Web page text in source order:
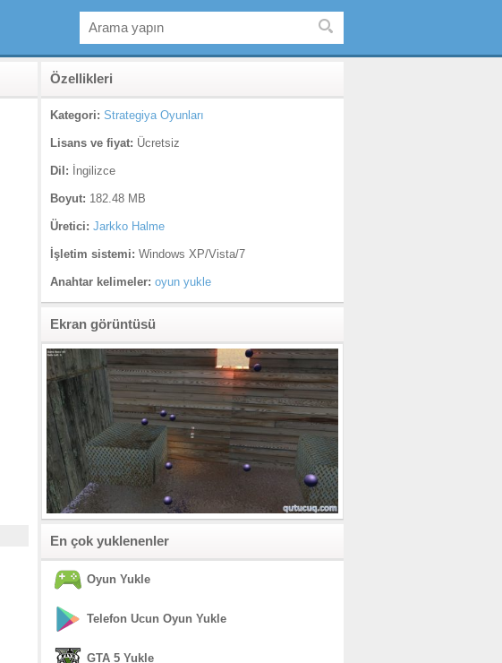
Özellikleri
Kategori: Strategiya Oyunları
Lisans ve fiyat: Ücretsiz
Dil: İngilizce
Boyut: 182.48 MB
Üretici: Jarkko Halme
İşletim sistemi: Windows XP/Vista/7
Anahtar kelimeler: oyun yukle
Ekran görüntüsü
En çok yuklenenler
Oyun Yukle
Telefon Ucun Oyun Yukle
GTA 5 Yukle